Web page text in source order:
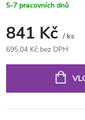
5-7 pracovních dnů
841 Kč / ks
695,04 Kč bez DPH